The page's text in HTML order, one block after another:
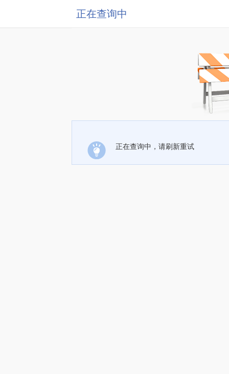
正在查询中
正在查询中，请刷新重试